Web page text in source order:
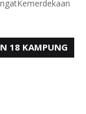
18 KAMPUNG